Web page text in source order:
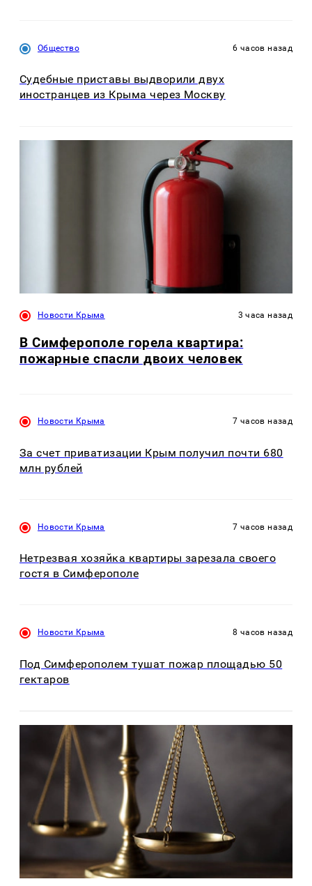
Общество 6 часов назад
Судебные приставы выдворили двух
иностранцев из Крыма через Москву
Новости Крыма 3 часа назад
В Симферополе горела квартира:
пожарные спасли двоих человек
Новости Крыма 7 часов назад
За счет приватизации Крым получил почти 680
млн рублей
Новости Крыма 7 часов назад
Нетрезвая хозяйка квартиры зарезала своего
гостя в Симферополе
Новости Крыма 8 часов назад
Под Симферополем тушат пожар площадью 50
гектаров